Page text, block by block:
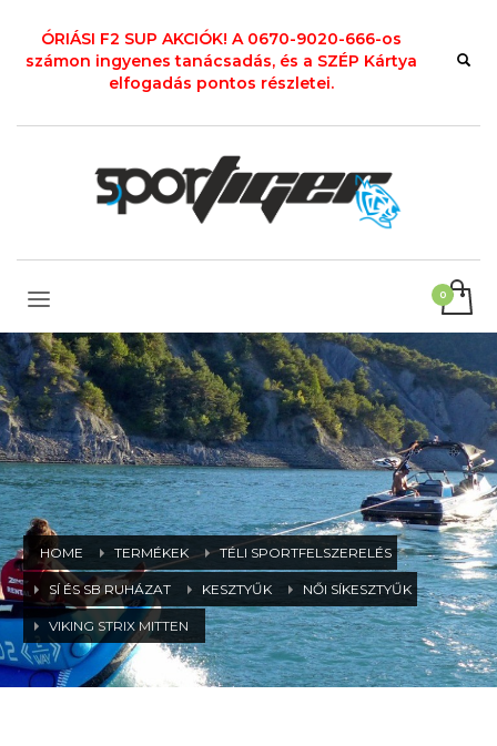
ÓRIÁSI F2 SUP AKCIÓK! A 0670-9020-666-os
számon ingyenes tanácsadás, és a SZÉP Kártya
elfogadás pontos részletei.
HOME TERMÉKEK TÉLI SPORTFELSZERELÉS
SÍ ÉS SB RUHÁZAT KESZTYŰK NŐI SÍKESZTYŰK
VIKING STRIX MITTEN